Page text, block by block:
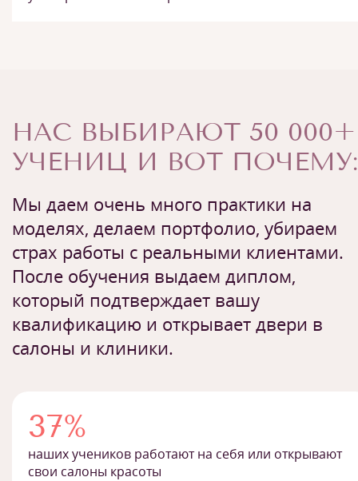
НАС ВЫБИРАЮТ 50 000+
УЧЕНИЦ И ВОТ ПОЧЕМУ:
Мы даем очень много практики на
моделях, делаем портфолио, убираем
страх работы с реальными клиентами.
После обучения выдаем диплом,
который подтверждает вашу
квалификацию и открывает двери в
салоны и клиники.
37%
наших учеников работают на себя или открывают
свои салоны красоты